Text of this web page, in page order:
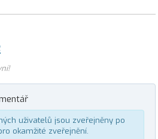
uživatelů jsou zveřejněny po
okamžité zveřejnění.